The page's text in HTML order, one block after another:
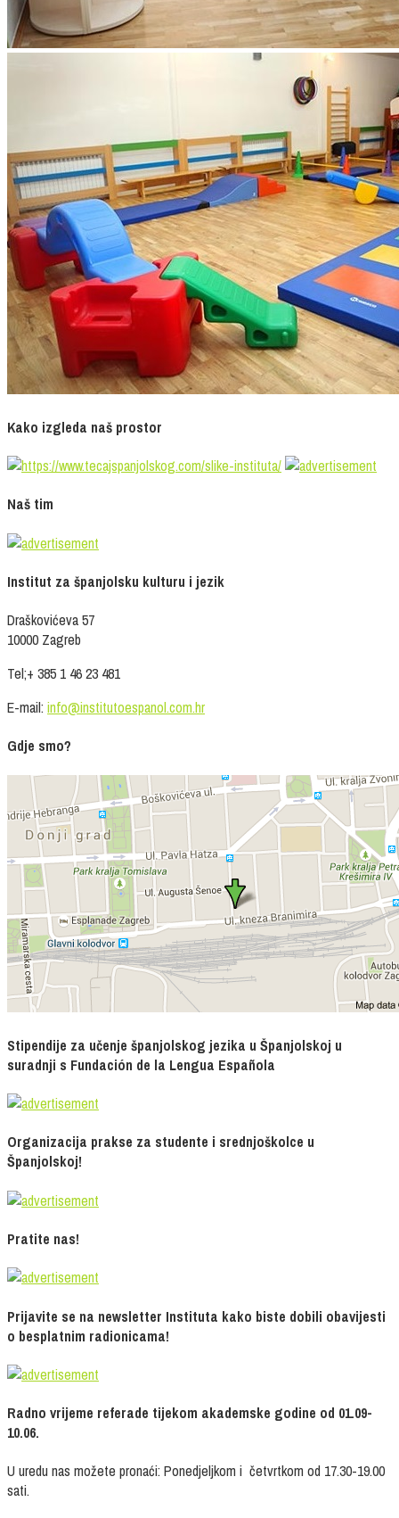
Kako izgleda naš prostor
Naš tim
Institut za španjolsku kulturu i jezik
Draškovićeva 57
10000 Zagreb
Tel;+ 385 1 46 23 481
E-mail: info@institutoespanol.com.hr
Gdje smo?
Stipendije za učenje španjolskog jezika u Španjolskoj u
suradnji s Fundación de la Lengua Española
Organizacija prakse za studente i srednjoškolce u
Španjolskoj!
Pratite nas!
Prijavite se na newsletter Instituta kako biste dobili obavijesti
o besplatnim radionicama!
Radno vrijeme referade tijekom akademske godine od 01.09-
10.06.
U uredu nas možete pronaći: Ponedjeljkom i četvrtkom od 17.30-19.00
sati.